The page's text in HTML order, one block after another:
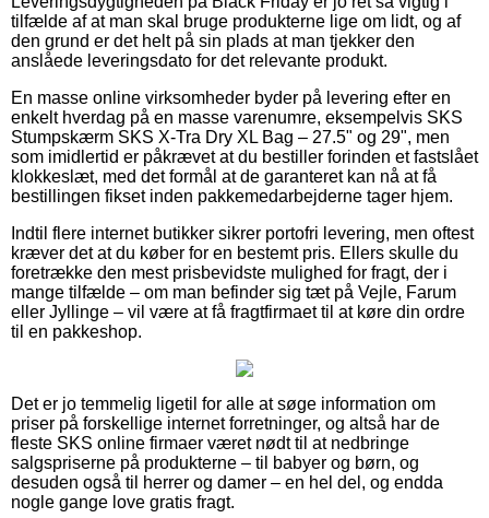
tilfælde af at man skal bruge produkterne lige om lidt, og af
den grund er det helt på sin plads at man tjekker den
anslåede leveringsdato for det relevante produkt.
En masse online virksomheder byder på levering efter en
enkelt hverdag på en masse varenumre, eksempelvis SKS
Stumpskærm SKS X-Tra Dry XL Bag – 27.5" og 29", men
som imidlertid er påkrævet at du bestiller forinden et fastslået
klokkeslæt, med det formål at de garanteret kan nå at få
bestillingen fikset inden pakkemedarbejderne tager hjem.
Indtil flere internet butikker sikrer portofri levering, men oftest
kræver det at du køber for en bestemt pris. Ellers skulle du
foretrække den mest prisbevidste mulighed for fragt, der i
mange tilfælde – om man befinder sig tæt på Vejle, Farum
eller Jyllinge – vil være at få fragtfirmaet til at køre din ordre
til en pakkeshop.
Det er jo temmelig ligetil for alle at søge information om
priser på forskellige internet forretninger, og altså har de
fleste SKS online firmaer været nødt til at nedbringe
salgspriserne på produkterne – til babyer og børn, og
desuden også til herrer og damer – en hel del, og endda
nogle gange love gratis fragt.